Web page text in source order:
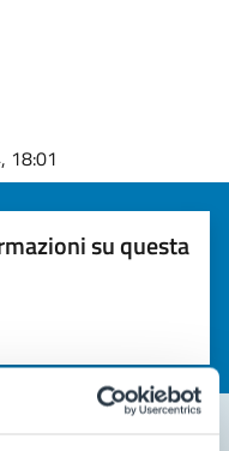
18:01
su questa
1 a 5 stelle)la chiarezza delle